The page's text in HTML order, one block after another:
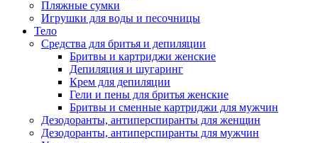
Пляжные сумки
Игрушки для воды и песочницы
Тело
Средства для бритья и депиляции
Бритвы и картриджи женские
Депиляция и шугаринг
Крем для депиляции
Гели и пены для бритья женские
Бритвы и сменные картриджи для мужчин
Дезодоранты, антиперспиранты для женщин
Дезодоранты, антиперспиранты для мужчин